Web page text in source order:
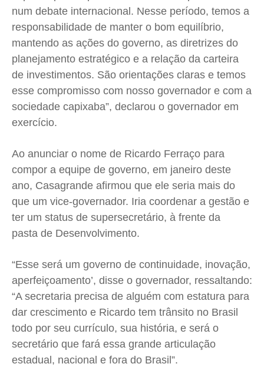
num debate internacional. Nesse período, temos a
responsabilidade de manter o bom equilíbrio,
mantendo as ações do governo, as diretrizes do
planejamento estratégico e a relação da carteira
de investimentos. São orientações claras e temos
esse compromisso com nosso governador e com a
sociedade capixaba”, declarou o governador em
exercício.
Ao anunciar o nome de Ricardo Ferraço para
compor a equipe de governo, em janeiro deste
ano, Casagrande afirmou que ele seria mais do
que um vice-governador. Iria coordenar a gestão e
ter um status de supersecretário, à frente da
pasta de Desenvolvimento.
“Esse será um governo de continuidade, inovação,
aperfeiçoamento’, disse o governador, ressaltando:
“A secretaria precisa de alguém com estatura para
dar crescimento e Ricardo tem trânsito no Brasil
todo por seu currículo, sua história, e será o
secretário que fará essa grande articulação
estadual, nacional e fora do Brasil”.